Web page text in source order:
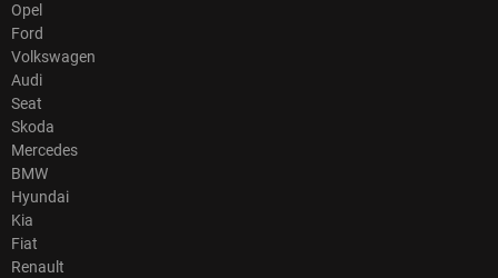
Opel
Ford
Volkswagen
Audi
Seat
Skoda
Mercedes
BMW
Hyundai
Kia
Fiat
Renault